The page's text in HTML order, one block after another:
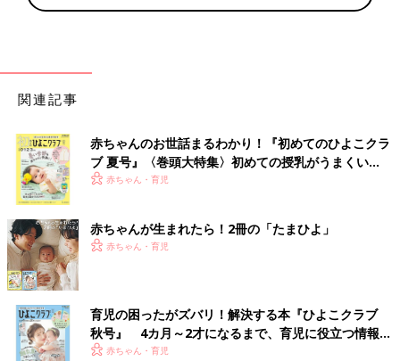
関連記事
赤ちゃんのお世話まるわかり！『初めてのひよこクラ
ブ 夏号』〈巻頭大特集〉初めての授乳がうまくい
く！ おっぱい・ミルクの基本と夏のトラブル 解決テ
赤ちゃん・育児
赤ちゃんが生まれたら！2冊の「たまひよ」
赤ちゃん・育児
育児の困ったがズバリ！解決する本『ひよこクラブ
秋号』 4カ月～2才になるまで、育児に役立つ情報が
いっぱい！
赤ちゃん・育児